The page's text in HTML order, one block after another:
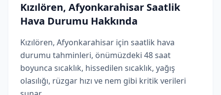
Kızılören, Afyonkarahisar Saatlik
Hava Durumu Hakkında
Kızılören, Afyonkarahisar için saatlik hava
durumu tahminleri, önümüzdeki 48 saat
boyunca sıcaklık, hissedilen sıcaklık, yağış
olasılığı, rüzgar hızı ve nem gibi kritik verileri